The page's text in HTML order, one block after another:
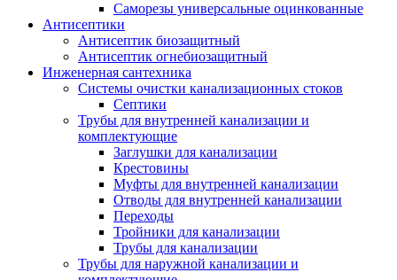
Саморезы универсальные оцинкованные
Антисептики
Антисептик биозащитный
Антисептик огнебиозащитный
Инженерная сантехника
Системы очистки канализационных стоков
Септики
Трубы для внутренней канализации и
комплектующие
Заглушки для канализации
Крестовины
Муфты для внутренней канализации
Отводы для внутренней канализации
Переходы
Тройники для канализации
Трубы для канализации
Трубы для наружной канализации и